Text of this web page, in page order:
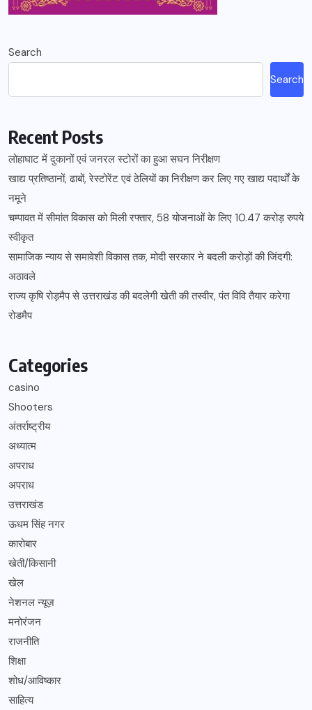
Search
Search
Recent Posts
लोहाघाट में दुकानों एवं जनरल स्टोरों का हुआ सघन निरीक्षण
खाद्य प्रतिष्ठानों, ढाबों, रेस्टोरेंट एवं ठेलियों का निरीक्षण कर लिए गए खाद्य पदार्थों के
नमूने
चम्पावत में सीमांत विकास को मिली रफ्तार, 58 योजनाओं के लिए 10.47 करोड़ रुपये
स्वीकृत
सामाजिक न्याय से समावेशी विकास तक, मोदी सरकार ने बदली करोड़ों की जिंदगी:
अठावले
राज्य कृषि रोड़मैप से उत्तराखंड की बदलेगी खेती की तस्वीर, पंत विवि तैयार करेगा
रोडमैप
Categories
casino
Shooters
अंतर्राष्ट्रीय
अध्यात्म
अपराध
अपराध
उत्तराखंड
ऊधम सिंह नगर
कारोबार
खेती/किसानी
खेल
नेशनल न्यूज़
मनोरंजन
राजनीति
शिक्षा
शोध/आविष्कार
साहित्य